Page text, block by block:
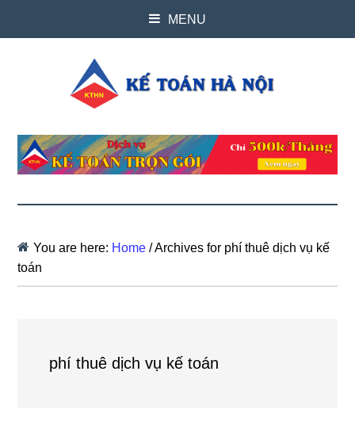
MENU
You are here: Home /Archives for phí thuê dịch vụ kế
toán
phí thuê dịch vụ kế toán